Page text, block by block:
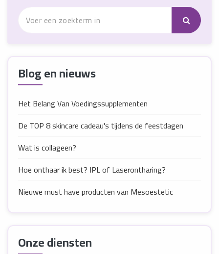
Blog en nieuws
Het Belang Van Voedingssupplementen
De TOP 8 skincare cadeau's tijdens de feestdagen
Wat is collageen?
Hoe onthaar ik best? IPL of Laserontharing?
Nieuwe must have producten van Mesoestetic
Onze diensten